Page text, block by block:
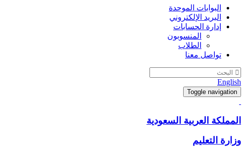
البوابات الموحدة
البريد الإلكتروني
إدارة الحسابات
المنسوبون
الطلاب
تواصل معنا
English
Toggle navigation
المملكة العربية السعودية
وزارة التعليم